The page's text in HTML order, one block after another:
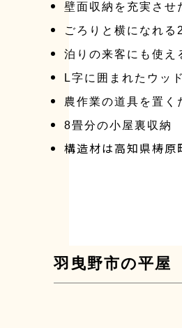
壁面収納を充実させ
ごろりと横になれる
泊りの来客にも使え
L字に囲まれたウッ
農作業の道具を置く
8畳分の小屋裏収納
構造材は高知県梼原
羽曳野市の平屋